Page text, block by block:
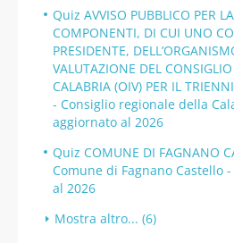
Quiz AVVISO PUBBLICO PER
COMPONENTI, DI CUI UNO
PRESIDENTE,
VALUTAZIONE DEL
CALABRIA (OIV) PER IL
- Consiglio regionale della
aggiornato al 2026
Quiz COMUNE DI FAGNANO
Comune di Fagnano Castello
al 2026
Mostra altro... (6)